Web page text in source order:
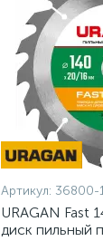
Артикул: 36800-
URAGAN Fast
диск пильный